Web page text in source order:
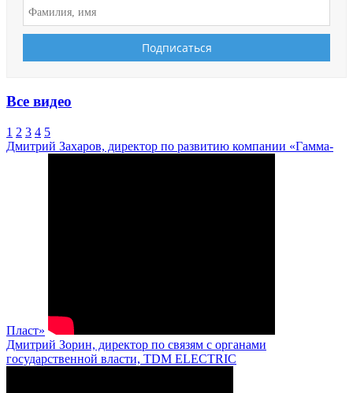
Все видео
1 2 3 4 5
Дмитрий Захаров, директор по развитию компании «Гамма-
Пласт»
Дмитрий Зорин, директор по связям с органами
государственной власти, TDM ELECTRIC